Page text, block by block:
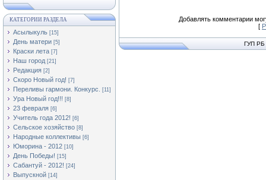
КАТЕГОРИИ РАЗДЕЛА
Асылыкуль [15]
День матери [5]
Краски лета [7]
Наш город [21]
Редакция [2]
Скоро Новый год! [7]
Переливы гармони. Конкурс. [11]
Ура Новый год!!! [8]
23 февраля [6]
Учитель года 2012! [6]
Сельское хозяйство [8]
Народные коллективы [6]
Юморина - 2012 [10]
День Победы! [15]
Сабантуй - 2012! [24]
Выпускной [14]
Добавлять комментарии
[
ГУП РБ